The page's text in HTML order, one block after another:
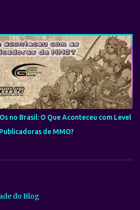
no Brasil: O Que Aconteceu com Level
de MMO?
do Blog